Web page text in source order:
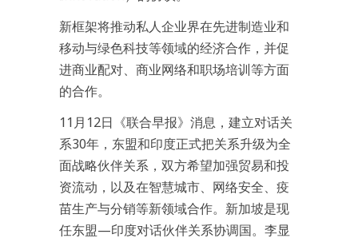
新框架将推动私人企业界在先进制造业和
移动与绿色科技等领域的经济合作，并促
进商业配对、商业网络和职场培训等方面
的合作。
11月12日《联合早报》消息，建立对话关
系30年，东盟和印度正式把关系升级为全
面战略伙伴关系，双方希望加强贸易和投
资流动，以及在智慧城市、网络安全、疫
苗生产与分销等新领域合作。新加坡是现
任东盟—印度对话伙伴关系协调国。李显